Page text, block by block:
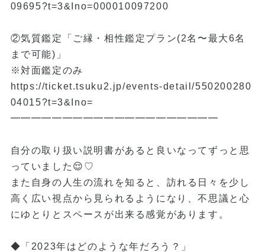
09695?t=3&Ino=000010097200
②気質鑑定「ご縁・相性鑑定プラン(2名〜最大6名
まで可能)」
※対面鑑定のみ
https://ticket.tsuku2.jp/events-detail/550200280
04015?t=3&Ino=
━━━━━━━━━━━━━━━━━━━━
自分の取り扱い説明書があると良いなってずっと思
っていました😌♡
また自身の人生の流れを知ると、訪れる日々を少し
高く広い視点から見られるようになり、不思議と心
にゆとりとスペースが出来る感覚があります。
◆「2023年はどのような年だろう？」